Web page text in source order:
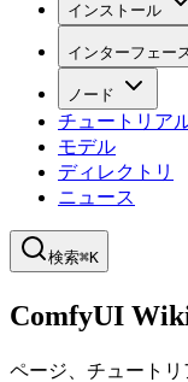
インストール
インターフェー
ノード
チュートリア
モデル
ディレクトリ
ニュース
検索⌘K
ComfyUI
ページ、チュートリ